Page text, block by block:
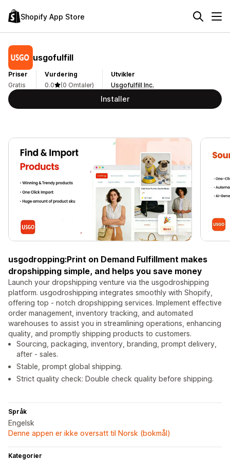
Shopify App Store
usgofulfill
Priser
Gratis
Vurdering
0.0
(0 Omtaler)
Utvikler
Usgofulfill Inc.
Installer
usgodropping:Print on Demand Fulfillment makes
dropshipping simple, and helps you save money
Launch your dropshipping venture via the usgodroshipping
platform. usgodroshipping integrates smoothly with Shopify,
offering top - notch dropshipping services. Implement effective
order management, inventory tracking, and automated
warehouses to assist you in streamlining operations, enhancing
quality, and promptly shipping products to customers.
Sourcing, packaging, inventory, branding, prompt delivery,
after - sales.
Stable, prompt global shipping.
Strict quality check: Double check quality before shipping.
Språk
Engelsk
Denne appen er ikke oversatt til Norsk (bokmål)
Kategorier